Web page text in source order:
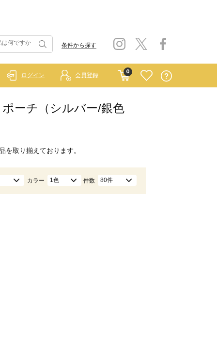
条件から探す
0
ログイン 会員登録
ーチ（シルバー/銀色
を取り揃えております。
カラー 1色 件数 80件